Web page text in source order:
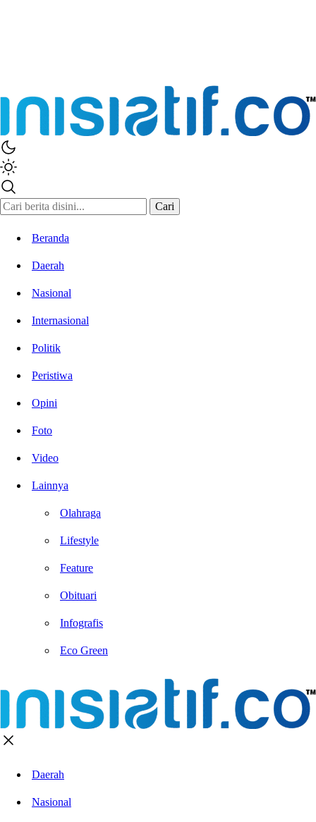
Cari
Beranda
Daerah
Nasional
Internasional
Politik
Peristiwa
Opini
Foto
Video
Lainnya
Olahraga
Lifestyle
Feature
Obituari
Infografis
Eco Green
Daerah
Nasional